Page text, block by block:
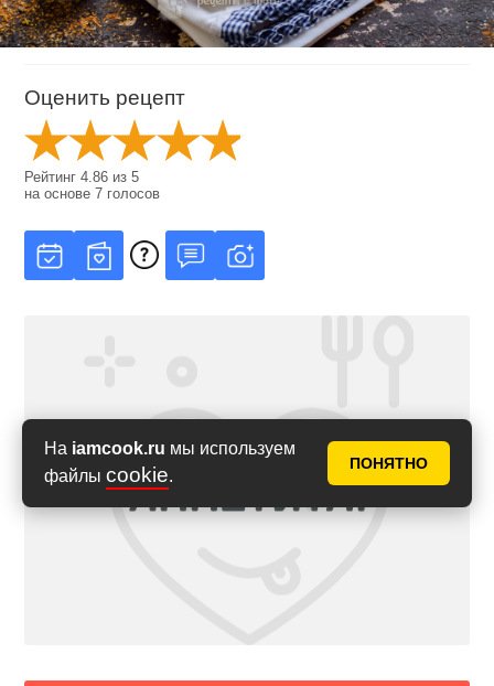
На iamcook.ru мы используем
файлы cookie.
ПОНЯТНО
Оценить рецепт
Рейтинг4.86 из5
на основе7 голосов